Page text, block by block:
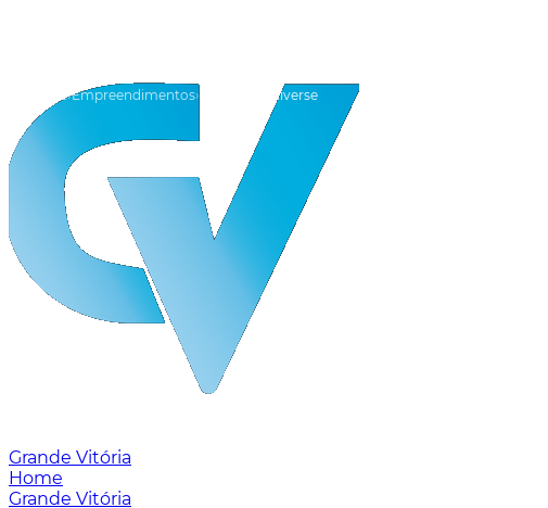
Grande Vitória
Home
Grande Vitória
Home Empreendimentos Youniverse